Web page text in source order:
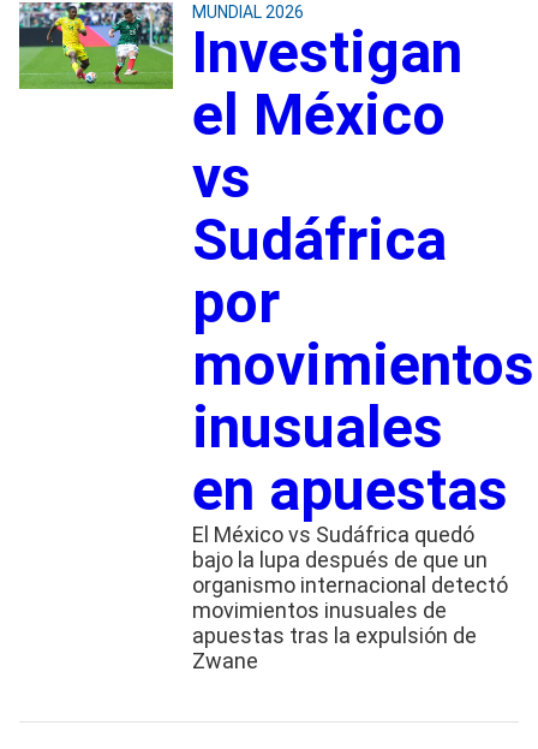
MUNDIAL 2026
Investigan
el México
vs
Sudáfrica
por
movimientos
inusuales
en apuestas
El México vs Sudáfrica quedó
bajo la lupa después de que un
organismo internacional detectó
movimientos inusuales de
apuestas tras la expulsión de
Zwane